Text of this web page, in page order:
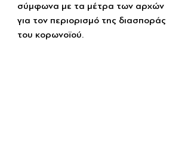
σύμφωνα με τα μέτρα των αρχών
για τον περιορισμό της διασποράς
του κορωνοϊού.